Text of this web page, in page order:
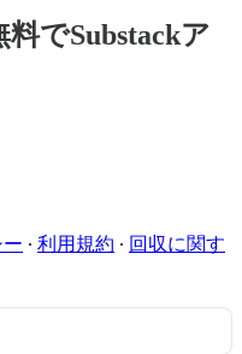
でSubstackア
∙ 利用規約 ∙ 回収に関す